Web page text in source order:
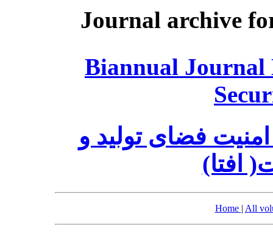
Journal archive
Biannual Journal
فضای تولید و
افتا)
Home | All